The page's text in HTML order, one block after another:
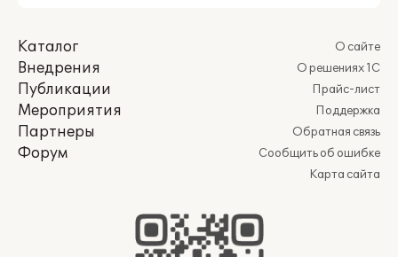
Каталог
Внедрения
Публикации
Мероприятия
Партнеры
Форум
О сайте
О решениях 1С
Прайс-лист
Поддержка
Обратная связь
Сообщить об ошибке
Карта сайта